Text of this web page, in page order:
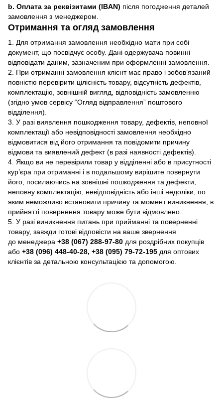
b. Оплата за реквізитами (IBAN) після погодження деталей
замовлення з менеджером.
Отримання та огляд замовлення
1. Для отримання замовлення необхідно мати при собі
документ, що посвідчує особу. Дані одержувача повинні
відповідати даним, зазначеним при оформленні замовлення.
2. При отриманні замовлення клієнт має право і зобов’язаний
повністю перевірити цілісність товару, відсутність дефектів,
комплектацію, зовнішній вигляд, відповідність замовленню
(згідно умов сервісу “Огляд відправлення” поштового
відділення).
3. У разі виявлення пошкодження товару, дефектів, неповної
комплектації або невідповідності замовлення необхідно
відмовитися від його отримання та повідомити причину
відмови та виявлений дефект (в разі наявності дефектів).
4. Якщо ви не перевірили товар у відділенні або в присутності
кур’єра при отриманні і в подальшому вирішите повернути
його, посилаючись на зовнішні пошкодження та дефекти,
неповну комплектацію, невідповідність або інші недоліки, по
яким неможливо встановити причину та момент виникнення, в
прийнятті повернення товару може бути відмовлено.
5. У разі виникнення питань при прийманні та поверненні
товару, завжди готові відповісти на ваше звернення
до менеджера +38 (067) 288-97-80 для роздрібних покупців
або +38 (096) 448-40-28, +38 (095) 79-72-195 для оптових
клієнтів за детальною консультацією та допомогою.